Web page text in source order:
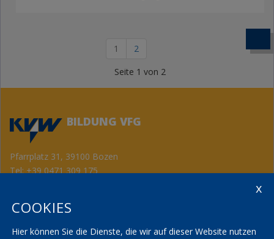
1
2
Seite 1 von 2
BILDUNG VFG
Pfarrplatz 31, 39100 Bozen
Tel:+39 0471 309 175
Kontakt
AGBs
KVW Verband
COOKIES
Hier können Sie die Dienste, die wir auf dieser Website nutzen